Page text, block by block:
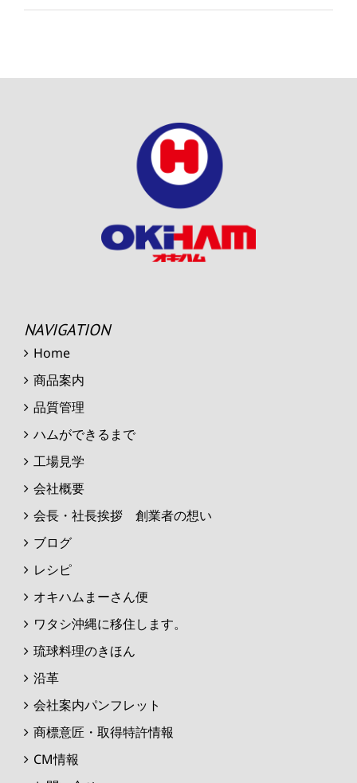
NAVIGATION
Home
商品案内
品質管理
ハムができるまで
工場見学
会社概要
会長・社長挨拶 創業者の想い
ブログ
レシピ
オキハムまーさん便
ワタシ沖縄に移住します。
琉球料理のきほん
沿革
会社案内パンフレット
商標意匠・取得特許情報
CM情報